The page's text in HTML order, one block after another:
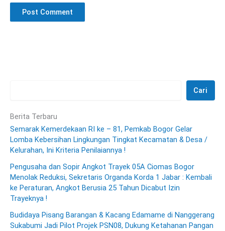
Cari
Berita Terbaru
Semarak Kemerdekaan RI ke – 81, Pemkab Bogor Gelar
Lomba Kebersihan Lingkungan Tingkat Kecamatan & Desa /
Kelurahan, Ini Kriteria Penilaiannya !
Pengusaha dan Sopir Angkot Trayek 05A Ciomas Bogor
Menolak Reduksi, Sekretaris Organda Korda 1 Jabar : Kembali
ke Peraturan, Angkot Berusia 25 Tahun Dicabut Izin
Trayeknya !
Budidaya Pisang Barangan & Kacang Edamame di Nanggerang
Sukabumi Jadi Pilot Projek PSN08, Dukung Ketahanan Pangan